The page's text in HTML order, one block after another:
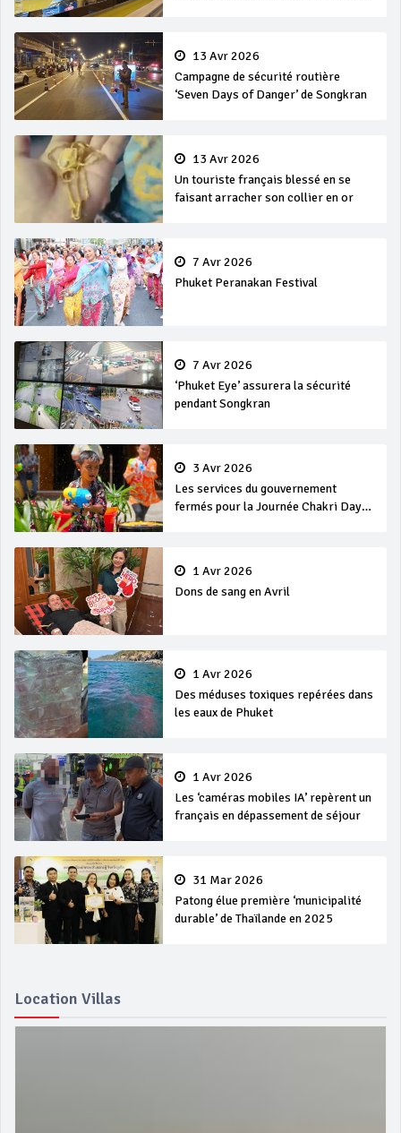
13 Avr 2026
Campagne de sécurité routière
‘Seven Days of Danger’ de Songkran
13 Avr 2026
Un touriste français blessé en se
faisant arracher son collier en or
7 Avr 2026
Phuket Peranakan Festival
7 Avr 2026
‘Phuket Eye’ assurera la sécurité
pendant Songkran
3 Avr 2026
Les services du gouvernement
fermés pour la Journée Chakri Day
1 Avr 2026
Dons de sang en Avril
1 Avr 2026
Des méduses toxiques repérées dans
les eaux de Phuket
1 Avr 2026
Les ‘caméras mobiles IA’ repèrent un
français en dépassement de séjour
31 Mar 2026
Patong élue première ‘municipalité
durable’ de Thaïlande en 2025
Location Villas